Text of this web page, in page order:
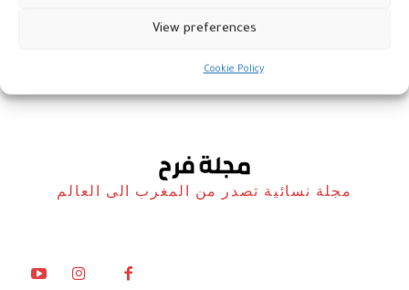
View preferences
Cookie Policy
مجلة نسائية تصدر من المغرب الى العالم